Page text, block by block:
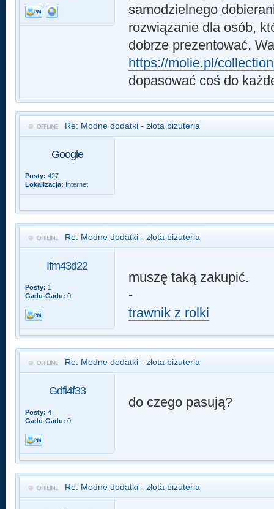
samodzielnego
rozwiązanie dla osób,
dobrze prezentować.
https://molie.pl/
dopasować coś do
Re: Modne dodatki - złota biżuteria
Google
Posty: 427
Lokalizacja: Internet
Re: Modne dodatki - złota biżuteria
Ifm43d22
Posty: 1
Gadu-Gadu: 0
muszę taką zakupić.
-
trawnik z rolki
Re: Modne dodatki - złota biżuteria
Gdfi4f33
Posty: 4
Gadu-Gadu: 0
do czego pasują?
Re: Modne dodatki - złota biżuteria